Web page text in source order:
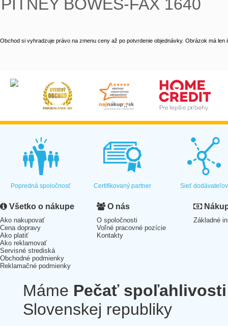
PITNEY BOWES-FAX 1640
Obchod si vyhradzuje právo na zmenu ceny až po potvrdenie objednávky. Obrázok má len
Popredná spoločnosť Certifikovaný partner Sieť dodávateľov
Všetko o nákupe
Ako nakupovať
Cena dopravy
Ako platiť
Ako reklamovať
Servisné strediská
Obchodné podmienky
Reklamačné podmienky
O nás
O spoločnosti
Voľné pracovné pozície
Kontakty
Základné
Máme Pečať spoľahlivosti
Slovenskej republiky